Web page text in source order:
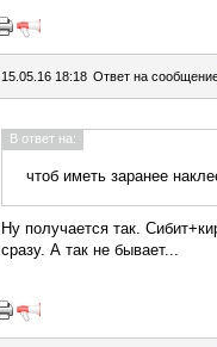
15.05.16 18:18 Ответ на
В ответ на:
чтоб иметь заранее
Ну получается так.
сразу. А так не бывает...